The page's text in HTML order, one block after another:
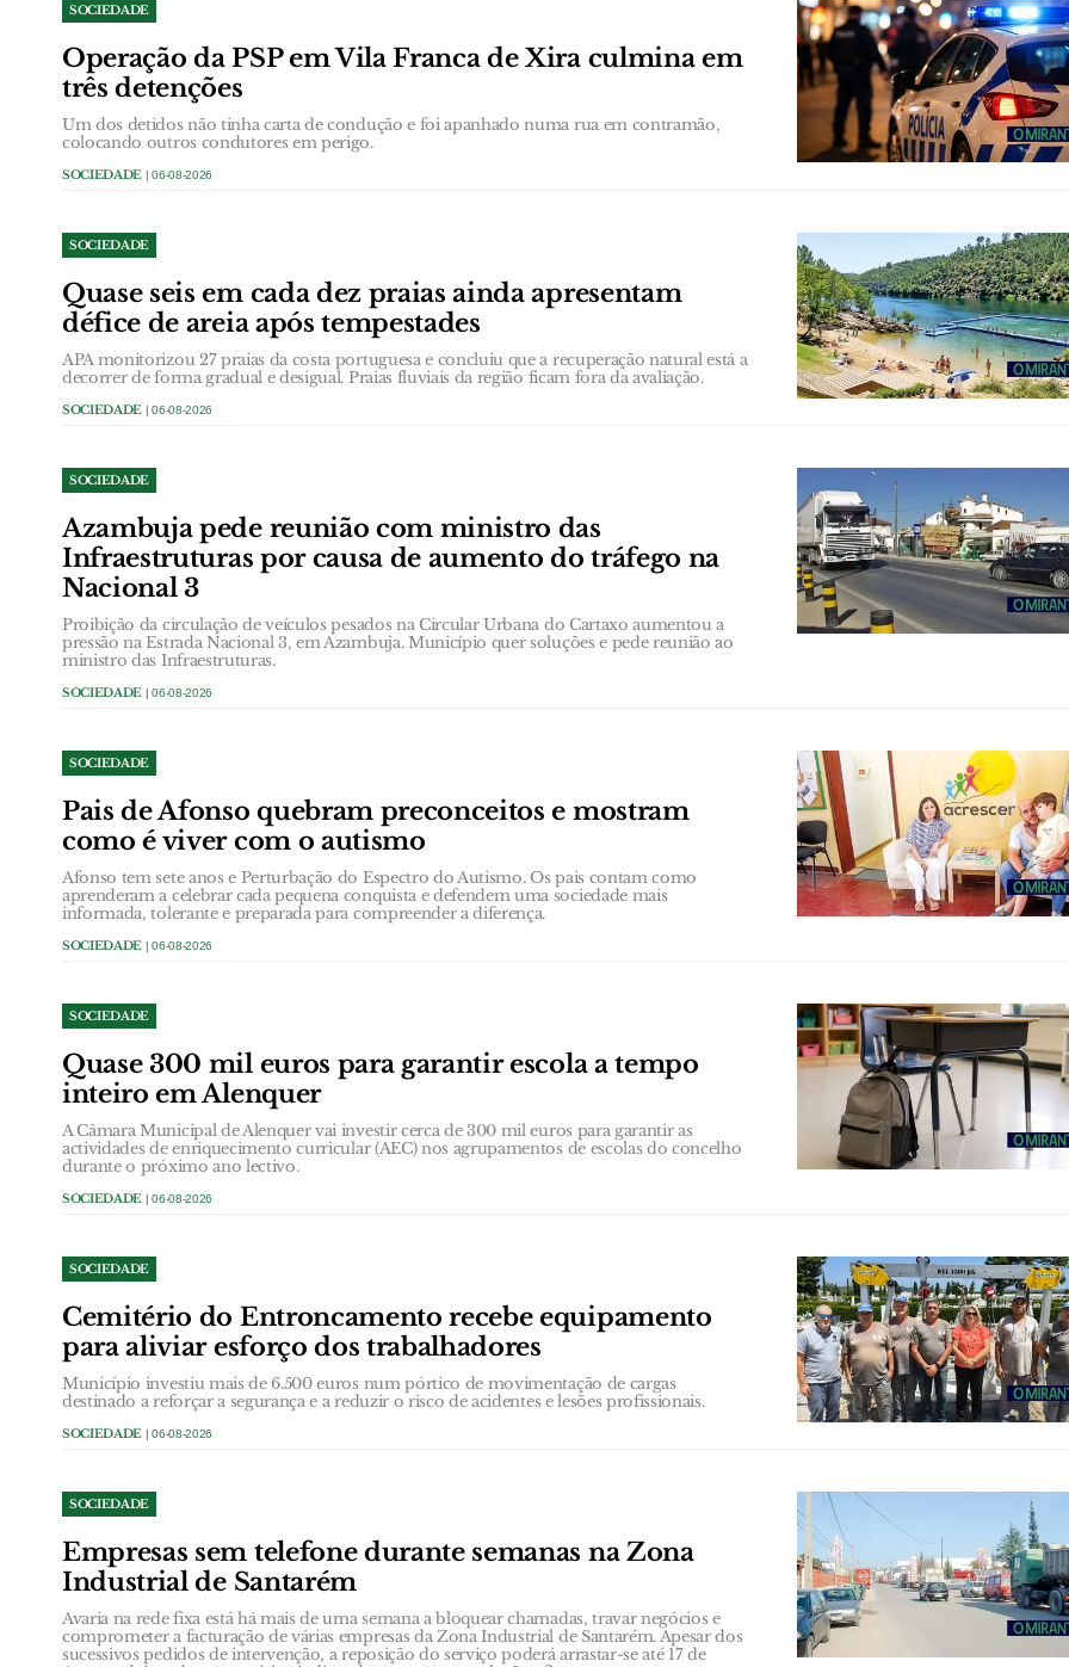
SOCIEDADE
Operação da PSP em Vila Franca de Xira culmina em
três detenções
Um dos detidos não tinha carta de condução e foi apanhado numa rua em contramão,
colocando outros condutores em perigo.
SOCIEDADE | 06-08-2026
SOCIEDADE
Quase seis em cada dez praias ainda apresentam
défice de areia após tempestades
APA monitorizou 27 praias da costa portuguesa e concluiu que a recuperação natural está a
decorrer de forma gradual e desigual. Praias fluviais da região ficam fora da avaliação.
SOCIEDADE | 06-08-2026
SOCIEDADE
Azambuja pede reunião com ministro das
Infraestruturas por causa de aumento do tráfego na
Nacional 3
Proibição da circulação de veículos pesados na Circular Urbana do Cartaxo aumentou a
pressão na Estrada Nacional 3, em Azambuja. Município quer soluções e pede reunião ao
ministro das Infraestruturas.
SOCIEDADE | 06-08-2026
SOCIEDADE
Pais de Afonso quebram preconceitos e mostram
como é viver com o autismo
Afonso tem sete anos e Perturbação do Espectro do Autismo. Os pais contam como
aprenderam a celebrar cada pequena conquista e defendem uma sociedade mais
informada, tolerante e preparada para compreender a diferença.
SOCIEDADE | 06-08-2026
SOCIEDADE
Quase 300 mil euros para garantir escola a tempo
inteiro em Alenquer
A Câmara Municipal de Alenquer vai investir cerca de 300 mil euros para garantir as
actividades de enriquecimento curricular (AEC) nos agrupamentos de escolas do concelho
durante o próximo ano lectivo.
SOCIEDADE | 06-08-2026
SOCIEDADE
Cemitério do Entroncamento recebe equipamento
para aliviar esforço dos trabalhadores
Município investiu mais de 6.500 euros num pórtico de movimentação de cargas
destinado a reforçar a segurança e a reduzir o risco de acidentes e lesões profissionais.
SOCIEDADE | 06-08-2026
SOCIEDADE
Empresas sem telefone durante semanas na Zona
Industrial de Santarém
Avaria na rede fixa está há mais de uma semana a bloquear chamadas, travar negócios e
comprometer a facturação de várias empresas da Zona Industrial de Santarém. Apesar dos
sucessivos pedidos de intervenção, a reposição do serviço poderá arrastar-se até 17 de